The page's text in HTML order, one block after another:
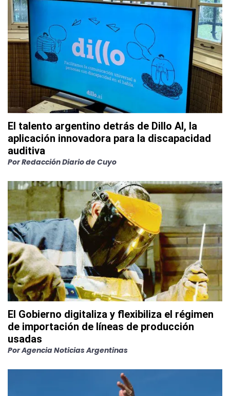
El talento argentino detrás de Dillo AI, la
aplicación innovadora para la discapacidad
auditiva
PorRedacción Diario de Cuyo
El Gobierno digitaliza y flexibiliza el régimen
de importación de líneas de producción
usadas
PorAgencia Noticias Argentinas